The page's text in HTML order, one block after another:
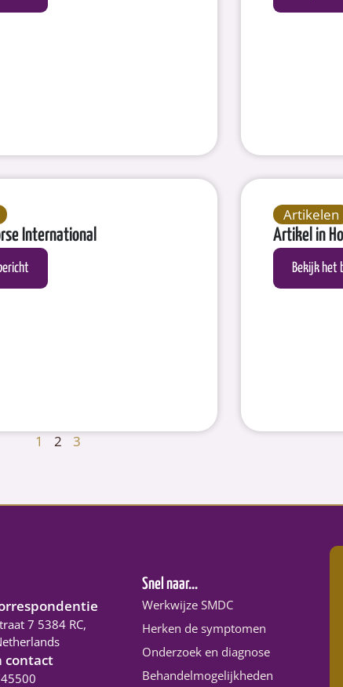
International
Artikelen
Artikel in
Bekijk het
1 2 3
7 5384 RC,
contact
Snel naar...
Werkwijze SMDC
Herken de symptomen
Onderzoek en diagnose
Behandelmogelijkheden